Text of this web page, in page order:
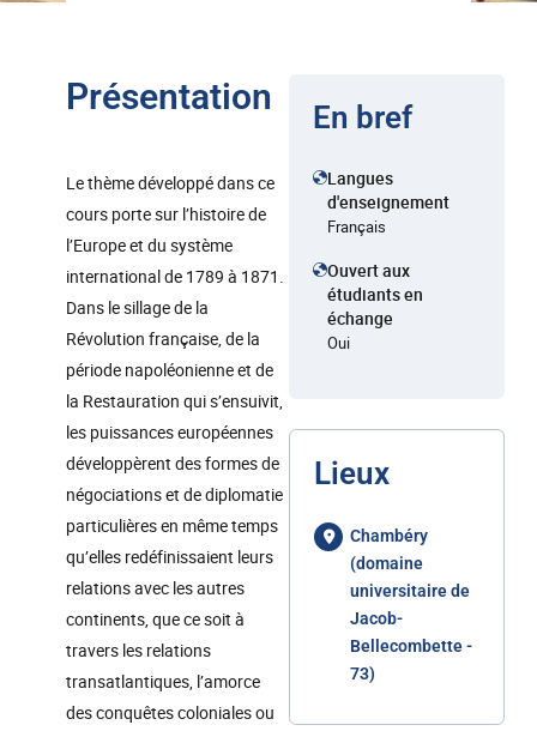
Présentation
Le thème développé dans ce
cours porte sur l’histoire de
l’Europe et du système
international de 1789 à 1871.
Dans le sillage de la
Révolution française, de la
période napoléonienne et de
la Restauration qui s’ensuivit,
les puissances européennes
développèrent des formes de
négociations et de diplomatie
particulières en même temps
qu’elles redéfinissaient leurs
relations avec les autres
continents, que ce soit à
travers les relations
transatlantiques, l’amorce
des conquêtes coloniales ou
En bref
Langues
d'enseignement
Français
Ouvert aux
étudiants en
échange
Oui
Lieux
Chambéry
(domaine
universitaire de
Jacob-
Bellecombette -
73)